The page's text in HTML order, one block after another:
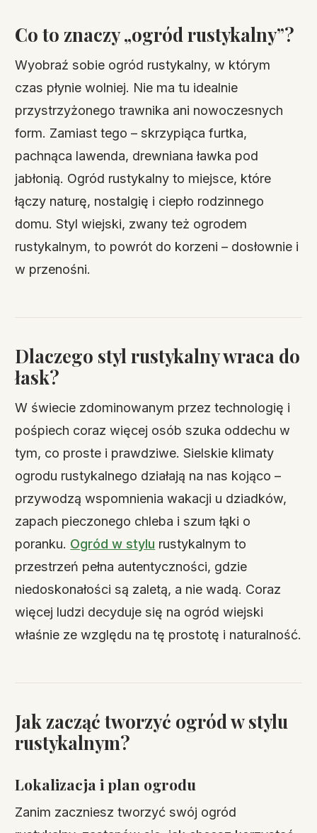
Co to znaczy „ogród rustykalny”?
Wyobraź sobie ogród rustykalny, w którym
czas płynie wolniej. Nie ma tu idealnie
przystrzyżonego trawnika ani nowoczesnych
form. Zamiast tego – skrzypiąca furtka,
pachnąca lawenda, drewniana ławka pod
jabłonią. Ogród rustykalny to miejsce, które
łączy naturę, nostalgię i ciepło rodzinnego
domu. Styl wiejski, zwany też ogrodem
rustykalnym, to powrót do korzeni – dosłownie i
w przenośni.
Dlaczego styl rustykalny wraca do
łask?
W świecie zdominowanym przez technologię i
pośpiech coraz więcej osób szuka oddechu w
tym, co proste i prawdziwe. Sielskie klimaty
ogrodu rustykalnego działają na nas kojąco –
przywodzą wspomnienia wakacji u dziadków,
zapach pieczonego chleba i szum łąki o
poranku. Ogród w stylu rustykalnym to
przestrzeń pełna autentyczności, gdzie
niedoskonałości są zaletą, a nie wadą. Coraz
więcej ludzi decyduje się na ogród wiejski
właśnie ze względu na tę prostotę i naturalność.
Jak zacząć tworzyć ogród w stylu
rustykalnym?
Lokalizacja i plan ogrodu
Zanim zaczniesz tworzyć swój ogród